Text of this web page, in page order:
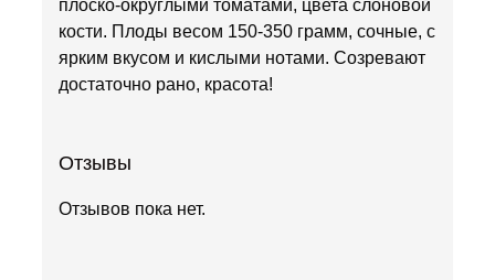
плоско-округлыми томатами, цвета слоновой
кости. Плоды весом 150-350 грамм, сочные, с
ярким вкусом и кислыми нотами. Созревают
достаточно рано, красота!
Отзывы
Отзывов пока нет.